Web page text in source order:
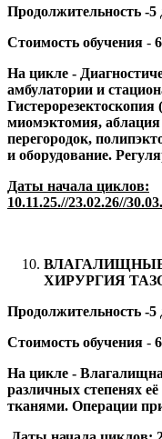
Продолжительность -5
Стоимость обучения -
На цикле -
амбулатории и
миомэктомия, аблация
перегородок,
и оборудование.
Даты начала циклов:
10.11.25.//23.02.26//
ХИРУРГИЯ
Продолжительность -5
Стоимость обучения -
На цикле -
различных степенях
тканями. Операции